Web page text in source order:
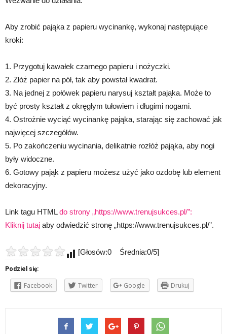
Aby zrobić pająka z papieru wycinankę, wykonaj następujące
kroki:
1. Przygotuj kawałek czarnego papieru i nożyczki.
2. Złóż papier na pół, tak aby powstał kwadrat.
3. Na jednej z połówek papieru narysuj kształt pająka. Może to
być prosty kształt z okręgłym tułowiem i długimi nogami.
4. Ostrożnie wyciąć wycinankę pająka, starając się zachować jak
najwięcej szczegółów.
5. Po zakończeniu wycinania, delikatnie rozłóż pająka, aby nogi
były widoczne.
6. Gotowy pająk z papieru możesz użyć jako ozdobę lub element
dekoracyjny.
Link tagu HTMLdo strony „https://www.trenujsukces.pl/”:
Kliknij tutaj aby odwiedzić stronę „https://www.trenujsukces.pl/”.
[Głosów:0 Średnia:0/5]
Podziel się:
Facebook Twitter Google Drukuj